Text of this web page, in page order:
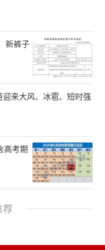
新裤子
来大风、冰雹、短时强
高考期